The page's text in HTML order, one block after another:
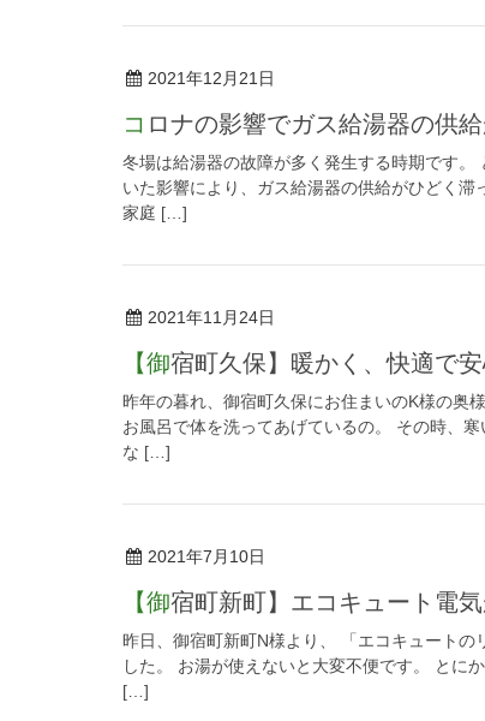
2021年12月21日
コロナの影響でガス給湯器の供
冬場は給湯器の故障が多く発生する時期です
いた影響により、ガス給湯器の供給がひどく滞
家庭 […]
2021年11月24日
【御宿町久保】暖かく、快適で
昨年の暮れ、御宿町久保にお住まいのK様の奥
お風呂で体を洗ってあげているの。 その時、
な […]
2021年7月10日
【御宿町新町】エコキュート電
昨日、御宿町新町N様より、 「エコキュート
した。 お湯が使えないと大変不便です。 とに
[…]